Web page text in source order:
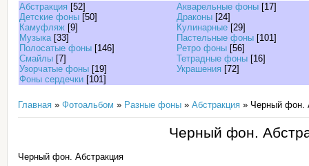
Абстракция [52] Акварельные фоны [17]
Детские фоны [50] Драконы [24]
Камуфляж [9] Кулинарные [29]
Музыка [33] Пастельные фоны [101]
Полосатые фоны [146] Ретро фоны [56]
Смайлы [7] Тетрадные фоны [16]
Узорчатые фоны [19] Украшения [72]
Фоны сердечки [101]
Главная » Фотоальбом » Разные фоны » Абстракция » Черный фон.
Черный фон.
Черный фон. Абстракция